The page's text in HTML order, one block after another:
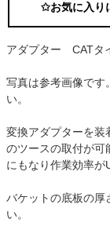
✩お気に入り
アダプター CAT
写真は参考画像です
い。
変換アダプターを装
のツースの取付が可
にもなり作業効率が
バケットの底板の厚
い。